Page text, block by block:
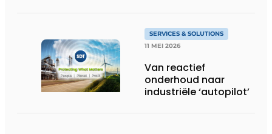
SERVICES & SOLUTIONS
11 MEI 2026
Van reactief
onderhoud naar
industriële ‘autopilot’